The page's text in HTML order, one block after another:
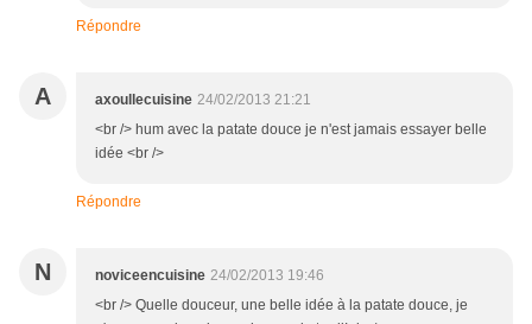
Répondre
A axoullecuisine 24/02/2013 21:21
<br /> hum avec la patate douce je n'est jamais essayer belle
idée <br />
Répondre
N noviceencuisine 24/02/2013 19:46
<br /> Quelle douceur, une belle idée à la patate douce, je